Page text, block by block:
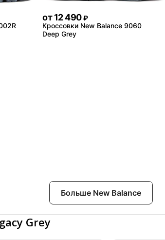
от 12 490 ₽
Кроссовки New Balance 9060
Deep Grey
Больше New Balance
Grey